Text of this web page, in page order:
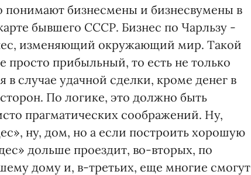
понимают бизнесмены и бизнесвумены в
бывшего СССР. Бизнес по Чарльзу -
изменяющий окружающий мир. Такой
просто прибыльный, то есть не только
случае удачной сделки, кроме денег в
По логике, это должно быть
прагматических соображений. Ну,
ну, дом, но а если построить хорошую
дольше проездит, во-вторых, по
дому и, в-третьих, еще многие смогут